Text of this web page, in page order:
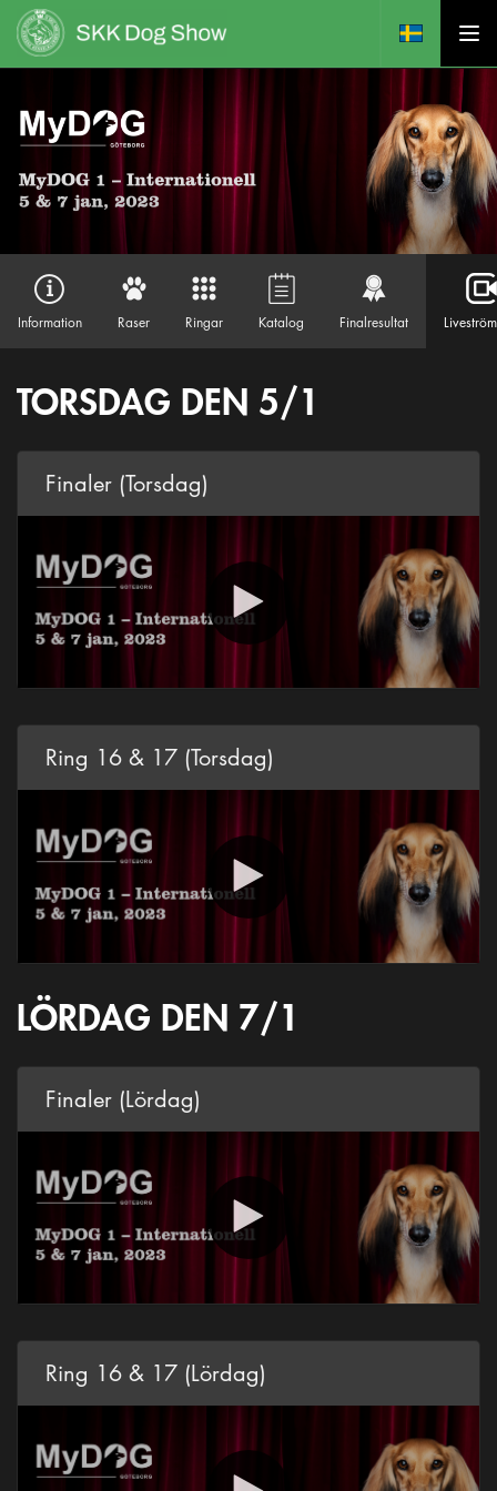
Information Raser Ringar Katalog Finalresultat
TORSDAG DEN 5/1
Finaler (Torsdag)
Ring 16 & 17 (Torsdag)
LÖRDAG DEN 7/1
Finaler (Lördag)
Ring 16 & 17 (Lördag)